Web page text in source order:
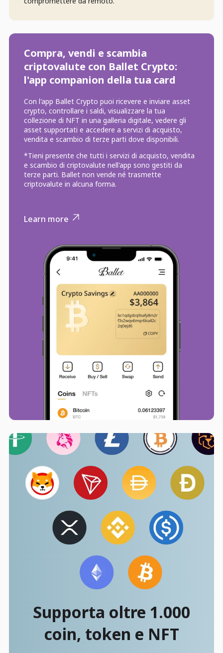
Compra, vendi e scambia
criptovalute con Ballet Crypto:
l'app companion della tua card
Con l'app Ballet Crypto puoi ricevere e inviare asset
crypto, controllare i saldi, visualizzare la tua
collezione di NFT in una galleria digitale, vedere gli
asset supportati e accedere a servizi di acquisto,
vendita e scambio di terze parti dove disponibili.
*Tieni presente che tutti i servizi di acquisto, vendita
e scambio di criptovalute nell'app sono gestiti da
terze parti. Ballet non vende né trasmette
criptovalute in alcuna forma.
Learn more
Supporta oltre 1.000
coin, token e NFT